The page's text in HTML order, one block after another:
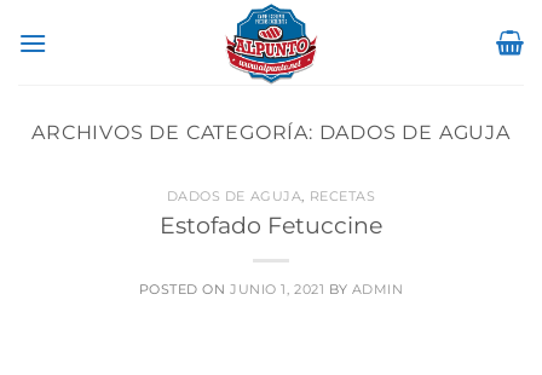
ARCHIVOS DE CATEGORÍA: DADOS DE AGUJA
DADOS DE AGUJA, RECETAS
Estofado Fetuccine
POSTED ONJUNIO 1, 2021 BY ADMIN